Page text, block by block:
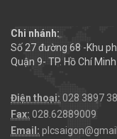
Chi nhánh:
Số 27 đường 68 -Khu
Quận 9- TP. Hồ Chí Minh
Điện thoại: 028 3897
Fax: 028.62889009
Email: